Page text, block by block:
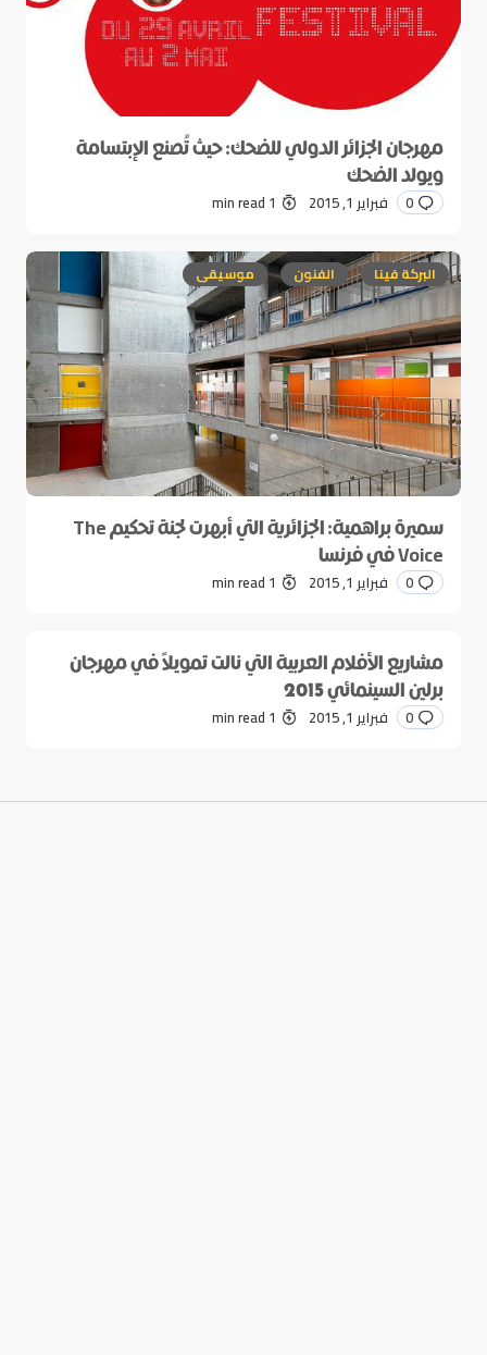
مهرجان الجزائر الدولي للضحك: حيث تُصنع الإبتسامة
ويولد الضحك
0 فبراير 1, 2015 1 min read
البركة فينا الفنون موسيقى
سميرة براهمية: الجزائرية التي أبهرت لجنة تحكيم The
Voice في فرنسا
0 فبراير 1, 2015 1 min read
مشاريع الأفلام العربية التي نالت تمويلاً في مهرجان
برلين السينمائي 2015
0 فبراير 1, 2015 1 min read